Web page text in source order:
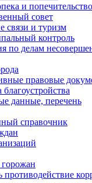
и попечительство
совет
связи и туризм
контроль
по делам
правовые
данные, перечень
справочник
противодействие